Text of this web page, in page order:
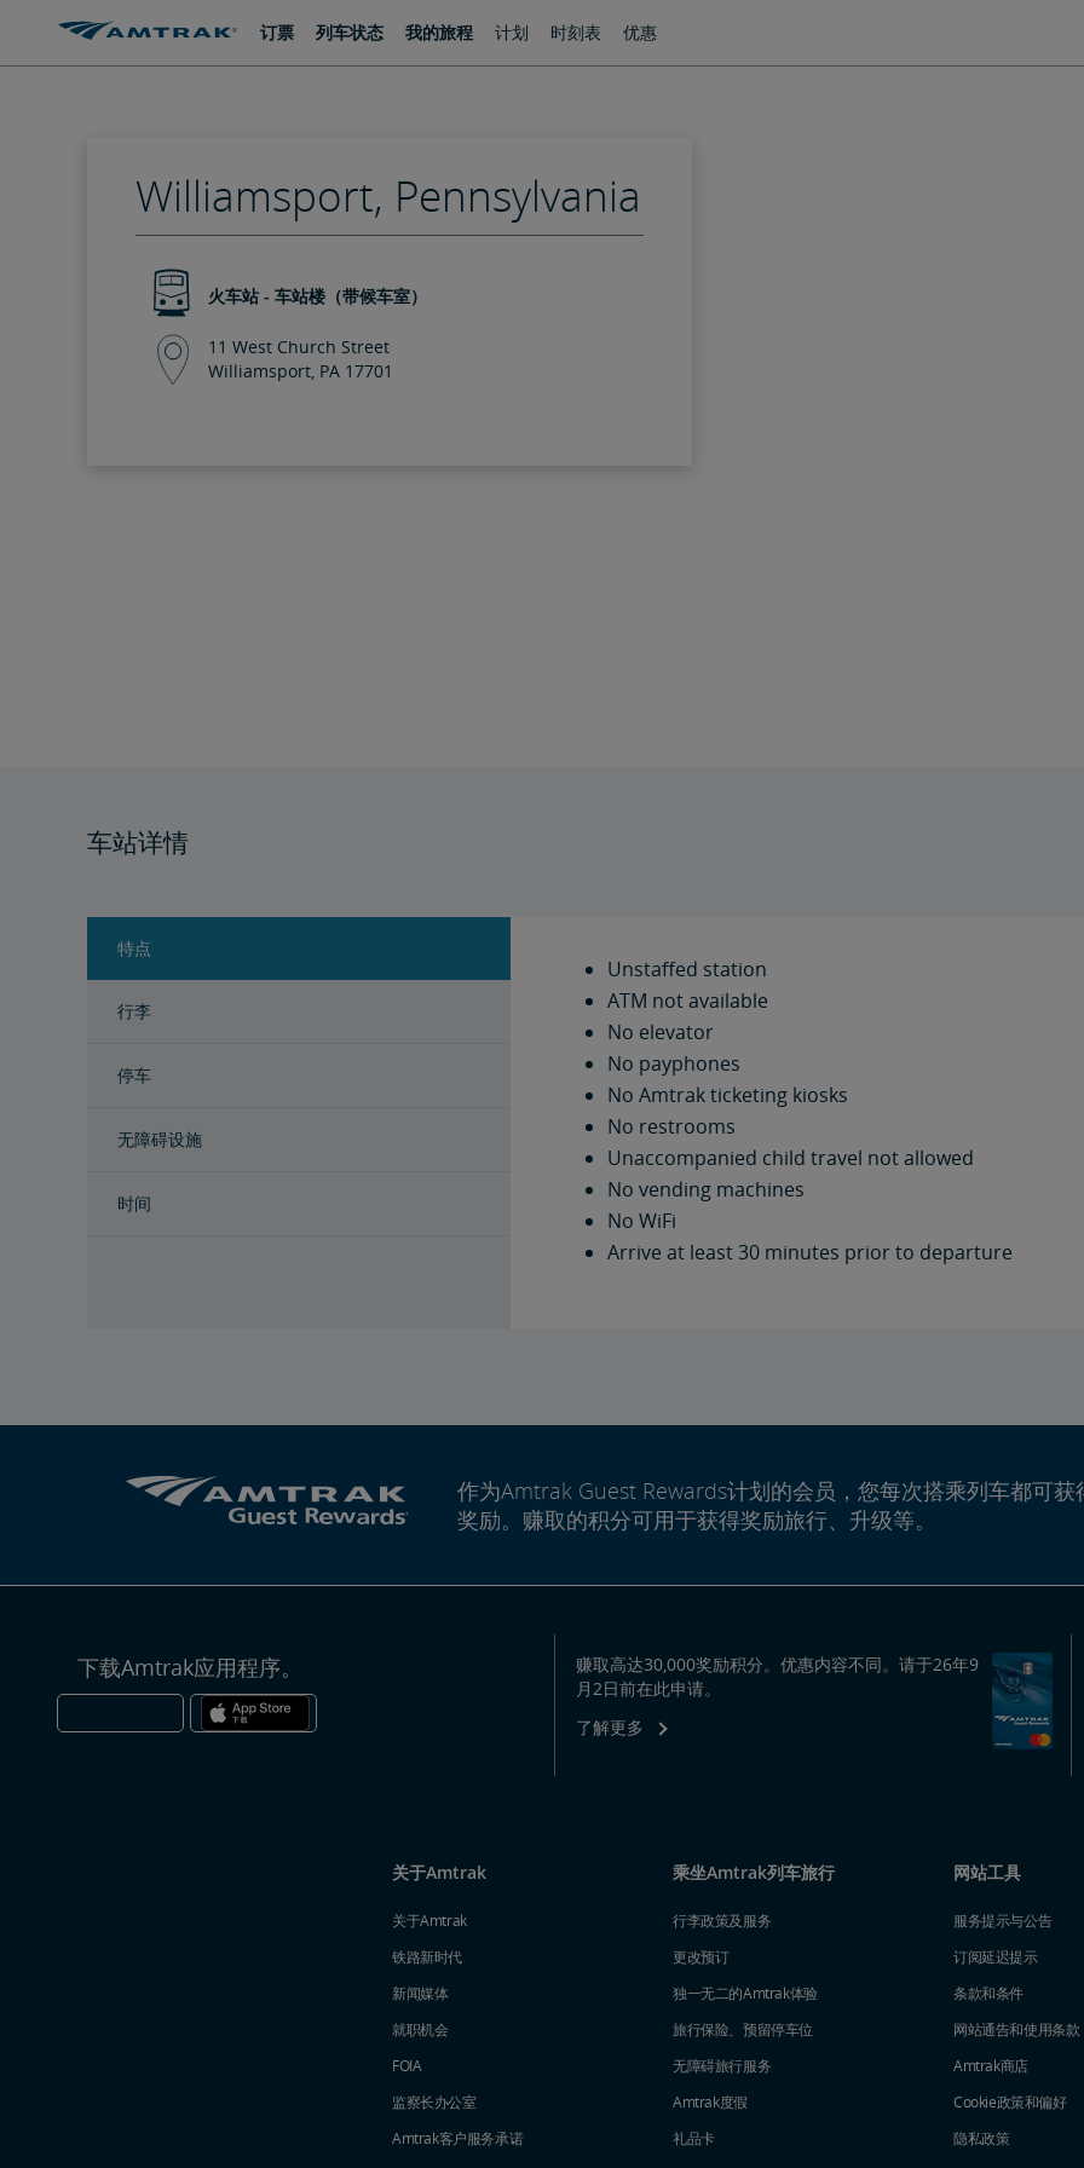
内
导
订票 列车状态 我的旅程 计划 时刻表 优惠
Williamsport, Pennsylvania
火车站 - 车站楼（带候车室）
11 West Church Street
Williamsport, PA 17701
车站详情
特点
行李
停车
无障碍设施
时间
Unstaffed station
ATM not available
No elevator
No payphones
No Amtrak ticketing kiosks
No restrooms
Unaccompanied child travel not allowed
No vending machines
No WiFi
Arrive at least 30 minutes prior to departure
作为Amtrak Guest Rewards计划的会员，您每次搭乘列车都可获
奖励。赚取的积分可用于获得奖励旅行、升级等。
下载Amtrak应用程序。
赚取高达30,000奖励积分。优惠内容不同。请于26年9
月2日前在此申请。
了解更多
关于Amtrak
关于Amtrak
铁路新时代
新闻媒体
就职机会
FOIA
监察长办公室
Amtrak​​​​​​​客户服务承诺
乘坐Amtrak列车旅行
行李政策及服务
更改预订
独一无二的Amtrak体验
旅行保险、预留停车位
无障碍旅行服务
Amtrak度假
礼品卡
网站工具
服务提示与公告
订阅延迟提示
条款和条件
网站通告和使用条款
Amtrak商店
Cookie政策和偏好
隐私政策